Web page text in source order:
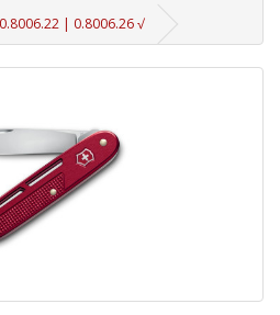
| 0.8006.26 √